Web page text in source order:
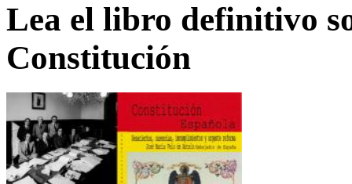
Lea el libro definitivo
Constitución